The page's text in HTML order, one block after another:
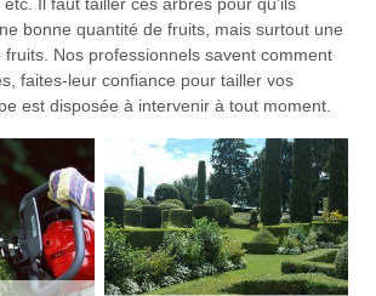
bonne quantité de fruits, mais surtout une
fruits. Nos professionnels savent comment
faites-leur confiance pour tailler vos
est disposée à intervenir à tout moment.